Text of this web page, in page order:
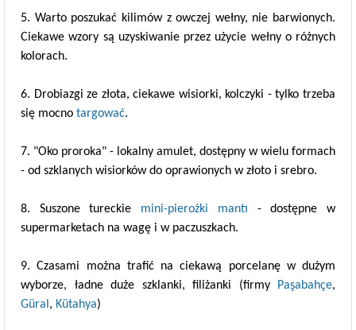
5. Warto poszukać kilimów z owczej wełny, nie barwionych.
Ciekawe wzory są uzyskiwanie przez użycie wełny o różnych
kolorach.
6. Drobiazgi ze złota, ciekawe wisiorki, kolczyki - tylko trzeba
się mocno targować.
7. "Oko proroka" - lokalny amulet, dostępny w wielu formach
- od szklanych wisiorków do oprawionych w złoto i srebro.
8. Suszone tureckie mini-pierożki mantı - dostępne w
supermarketach na wagę i w paczuszkach.
9. Czasami można trafić na ciekawą porcelanę w dużym
wyborze, ładne duże szklanki, filiżanki (firmy
Paşabahçe,
Güral , Kütahya)